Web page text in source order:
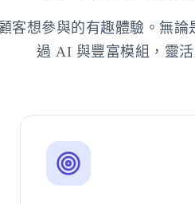
客想參與的有趣體驗。無
過 AI 與豐富模組，靈